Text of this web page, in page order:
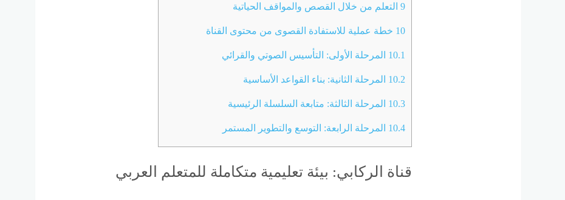
9التعلم من خلال القصص والمواقف الحياتية
10 خطة عملية للاستفادة القصوى من محتوى القناة
10.1 المرحلة الأولى: التأسيس الصوتي والقرائي
10.2 المرحلة الثانية: بناء القواعد الأساسية
10.3 المرحلة الثالثة: متابعة السلسلة الرئيسية
10.4 المرحلة الرابعة: التوسع والتطوير المستمر
قناة الركابي: بيئة تعليمية متكاملة للمتعلم العربي